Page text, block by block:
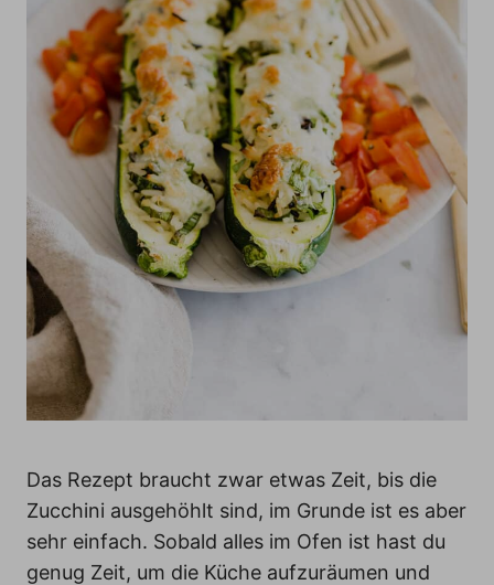
Das Rezept braucht zwar etwas Zeit, bis die
Zucchini ausgehöhlt sind, im Grunde ist es aber
sehr einfach. Sobald alles im Ofen ist hast du
genug Zeit, um die Küche aufzuräumen und